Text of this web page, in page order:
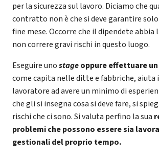
per la sicurezza sul lavoro. Diciamo che
contratto non è che si deve garantire
fine mese. Occorre che il dipendete abbia
non correre gravi rischi in questo luogo.
Eseguire unostageoppure effettuare
come capita nelle ditte e fabbriche, aiuta
lavoratore ad avere un minimo di
che gli si insegna cosa si deve fare, si
rischi che ci sono. Si valuta perfino la sua
problemi che possono essere sia
gestionali del proprio tempo.